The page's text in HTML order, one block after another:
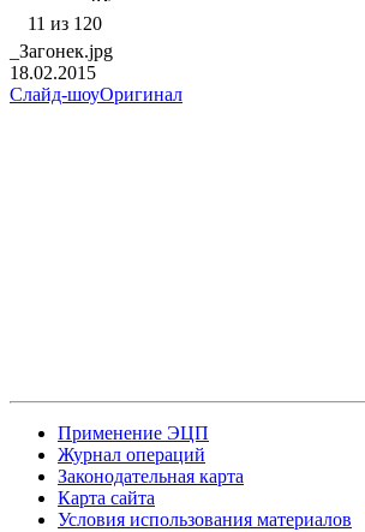
11 из 120
_Загонек.jpg
18.02.2015
Слайд-шоуОригинал
Применение ЭЦП
Журнал операций
Законодательная карта
Карта сайта
Условия использования материалов